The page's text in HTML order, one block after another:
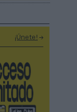
¡Únete!